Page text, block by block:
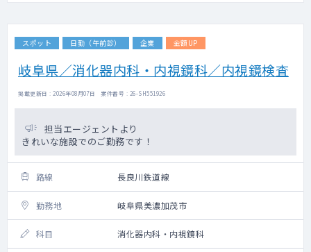
スポット 日勤（午前診） 企業 金額UP
岐阜県／消化器内科・内視鏡科／内視鏡検査
掲載更新日 : 2026年08月07日 案件番号 : 26-SH551926
担当エージェントより
きれいな施設でのご勤務です！
路線 長良川鉄道線
勤務地 岐阜県美濃加茂市
科目 消化器内科・内視鏡科